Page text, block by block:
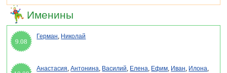
Именины
9.08
Герман, Николай
Анастасия,Антонина, Василий, Елена, Ефим, Иван, Илона,